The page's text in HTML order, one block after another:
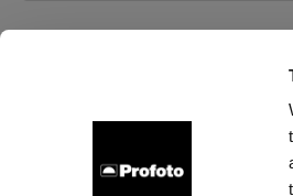
À propos de Profoto